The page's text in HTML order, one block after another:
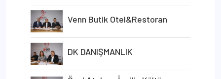
Venn Butik Otel&Restoran
DK DANIŞMANLIK